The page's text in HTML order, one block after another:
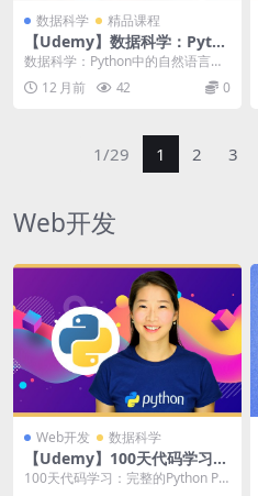
数据科学 精品课程
【Udemy】数据科学：Pyth
on中的自然语言处理（NLP）
数据科学：Python中的自然语言处
理（NLP） | Data Science:...
12 月前 42 0
1/29 1 2 3
Web开发
Web开发 数据科学
【Udemy】100天代码学习：
完整的Python Pro训练课程
100天代码学习：完整的Python Pr